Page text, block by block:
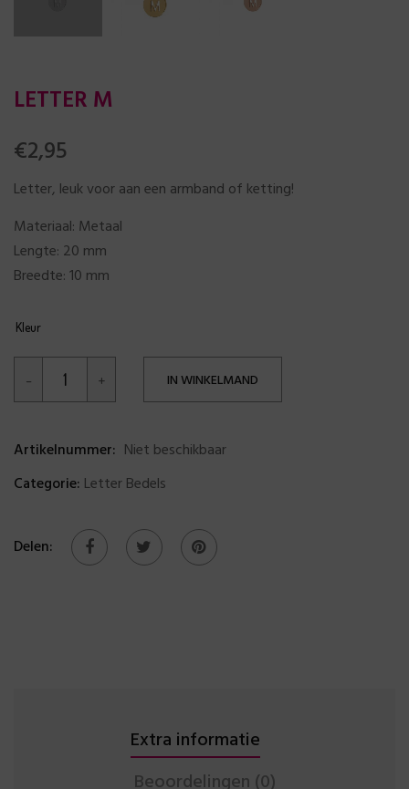
LETTER M
€2,95
Letter, leuk voor aan een armband of ketting!
Materiaal: Metaal
Lengte: 20 mm
Breedte: 10 mm
Kleur
IN WINKELMAND
Artikelnummer: Niet beschikbaar
Categorie: Letter Bedels
Delen:
Extra informatie
Beoordelingen (0)